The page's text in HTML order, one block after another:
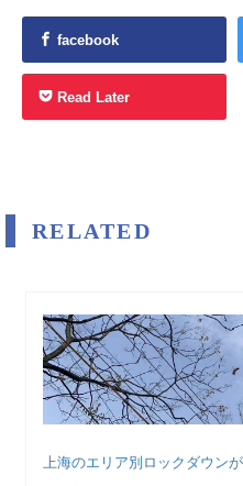
facebook
Read Later
RELATED
上海のエリア別ロックダウン